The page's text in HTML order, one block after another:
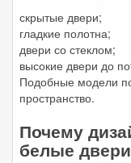
скрытые двери;
гладкие полотна;
двери со стеклом;
высокие двери до
Подобные модели
пространство.
Почему
белые двери